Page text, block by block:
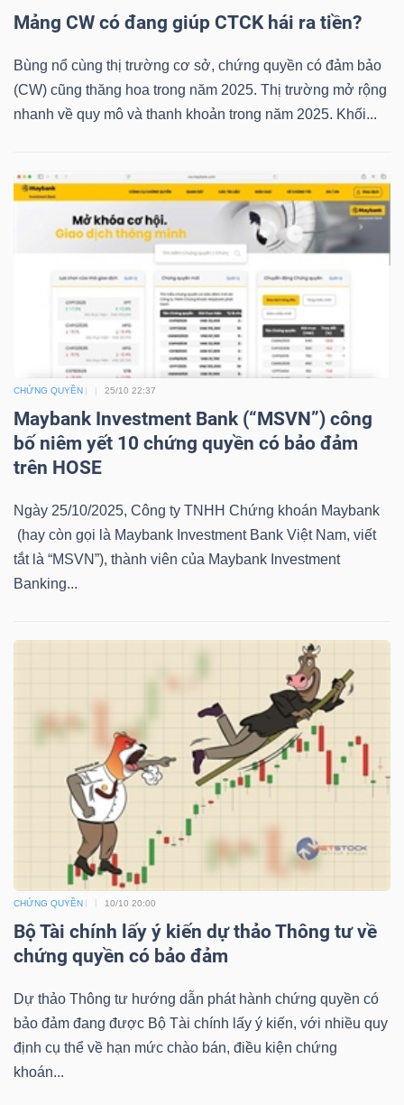
Mảng CW có đang giúp CTCK hái ra tiền?
Bùng nổ cùng thị trường cơ sở, chứng quyền có đảm bảo
(CW) cũng thăng hoa trong năm 2025. Thị trường mở rộng
nhanh về quy mô và thanh khoản trong năm 2025. Khối...
CHỨNG QUYỀN 25/10 22:37
Maybank Investment Bank (“MSVN”) công
bố niêm yết 10 chứng quyền có bảo đảm
trên HOSE
Ngày 25/10/2025, Công ty TNHH Chứng khoán Maybank
(hay còn gọi là Maybank Investment Bank Việt Nam, viết
tắt là “MSVN”), thành viên của Maybank Investment
Banking...
CHỨNG QUYỀN 10/10 20:00
Bộ Tài chính lấy ý kiến dự thảo Thông tư về
chứng quyền có bảo đảm
Dự thảo Thông tư hướng dẫn phát hành chứng quyền có
bảo đảm đang được Bộ Tài chính lấy ý kiến, với nhiều quy
định cụ thể về hạn mức chào bán, điều kiện chứng
khoán...
CÔNG
CỤ
ĐẦU
TRUY
DỮ
Ngành
(-)
VS-
SECTOR
NĂNG
NGUYÊN
VẬT
NGHIỆP